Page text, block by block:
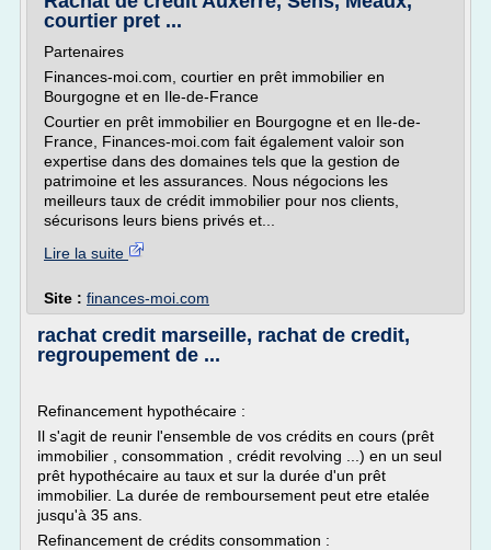
courtier pret ...
Partenaires
Finances-moi.com, courtier en prêt immobilier en
Bourgogne et en Ile-de-France
Courtier en prêt immobilier en Bourgogne et en Ile-de-
France, Finances-moi.com fait également valoir son
expertise dans des domaines tels que la gestion de
patrimoine et les assurances. Nous négocions les
meilleurs taux de crédit immobilier pour nos clients,
sécurisons leurs biens privés et...
Lire la suite
Site : finances-moi.com
rachat credit marseille, rachat de credit,
regroupement de ...
Refinancement hypothécaire :
Il s'agit de reunir l'ensemble de vos crédits en cours (prêt
immobilier , consommation , crédit revolving ...) en un seul
prêt hypothécaire au taux et sur la durée d'un prêt
immobilier. La durée de remboursement peut etre etalée
jusqu'à 35 ans.
Refinancement de crédits consommation :